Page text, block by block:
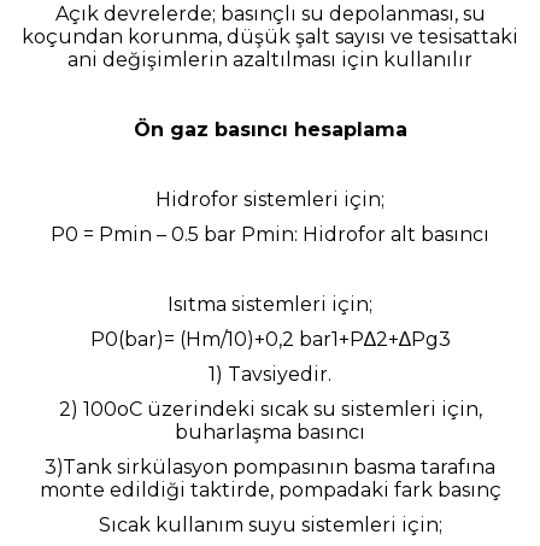
Açık devrelerde; basınçlı su depolanması, su
koçundan korunma, düşük şalt sayısı ve tesisattaki
ani değişimlerin azaltılması için kullanılır
Ön gaz basıncı hesaplama
Hidrofor sistemleri için;
P0 = Pmin – 0.5 bar Pmin: Hidrofor alt basıncı
Isıtma sistemleri için;
P0(bar)= (Hm/10)+0,2 bar1+P∆2+∆Pg3
1) Tavsiyedir.
2) 100oC üzerindeki sıcak su sistemleri için,
buharlaşma basıncı
3)Tank sirkülasyon pompasının basma tarafına
monte edildiği taktirde, pompadaki fark basınç
Sıcak kullanım suyu sistemleri için;